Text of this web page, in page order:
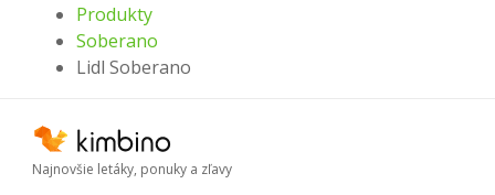
Produkty
Soberano
Lidl Soberano
Najnovšie letáky, ponuky a zľavy